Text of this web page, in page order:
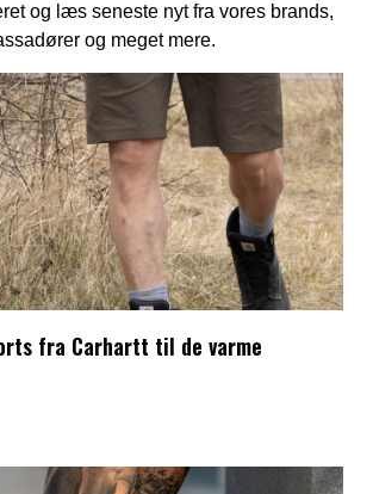
og læs seneste nyt fra vores brands,
og meget mere.
fra Carhartt til de varme